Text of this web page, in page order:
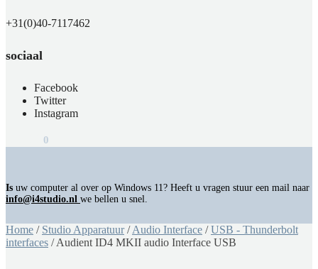
+31(0)40-7117462
sociaal
Facebook
Twitter
Instagram
0
Is uw computer al over op Windows 11? Heeft u vragen stuur een mail naar
info@i4studio.nl we bellen u snel.
Home / Studio Apparatuur/Audio Interface /USB - Thunderbolt
interfaces /Audient ID4 MKII audio Interface USB